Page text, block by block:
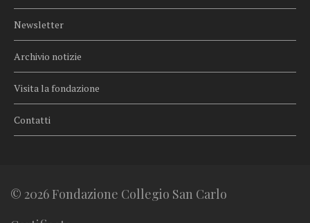
Newsletter
Archivio notizie
Visita la fondazione
Contatti
© 2026 Fondazione Collegio San Carlo